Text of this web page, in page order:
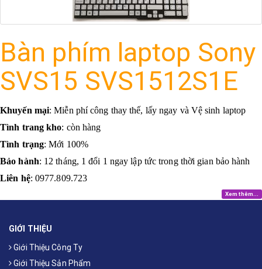
Bàn phím laptop Sony
SVS15 SVS1512S1E
Khuyến mại: Miễn phí công thay thế, lấy ngay và Vệ sinh laptop
Tình trang kho: còn hàng
Tình trạng: Mới 100%
Bảo hành: 12 tháng, 1 đổi 1 ngay lập tức trong thời gian bảo hành
Liên hệ: 0977.809.723
Xem thêm...
GIỚI THIỆU
Giới Thiệu Công Ty
Giới Thiệu Sản Phẩm